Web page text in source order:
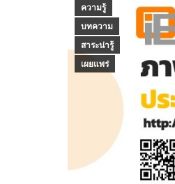
ความรู้
บทความ
สาระน่ารู้
เผยแพร่